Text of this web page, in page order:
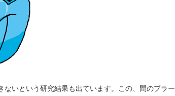
いという研究結果も出ています。この、間のプラー